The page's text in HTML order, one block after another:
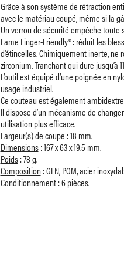
Grâce à son système de rétraction
avec le matériau coupé, même si la
Un verrou de sécurité empêche
Lame Finger-Friendly® : réduit les
d’étincelles. Chimiquement inerte, ne
zirconium. Tranchant qui dure jusqu’à
L’outil est équipé d’une poignée en
usage industriel.
Ce couteau est également
Il dispose d’un mécanisme de
utilisation plus efficace.
Largeur(s) de coupe : 18 mm.
Dimensions: 167 x 63 x 19.5 mm.
Poids: 78 g.
Composition: GFN, POM, acier
Conditionnement: 6 pièces.